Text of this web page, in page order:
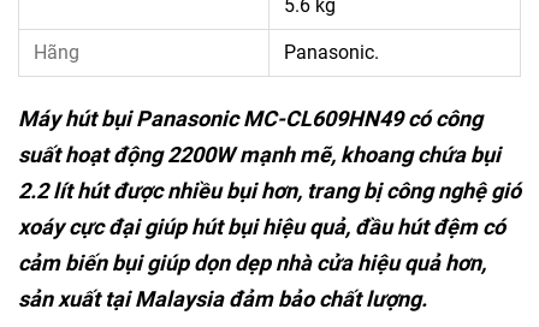
5.6 kg
Hãng Panasonic.
Máy hút bụi Panasonic MC-CL609HN49 có công
suất hoạt động 2200W mạnh mẽ, khoang chứa bụi
2.2 lít hút được nhiều bụi hơn, trang bị công nghệ gió
xoáy cực đại giúp hút bụi hiệu quả, đầu hút đệm có
cảm biến bụi giúp dọn dẹp nhà cửa hiệu quả hơn,
sản xuất tại Malaysia đảm bảo chất lượng.